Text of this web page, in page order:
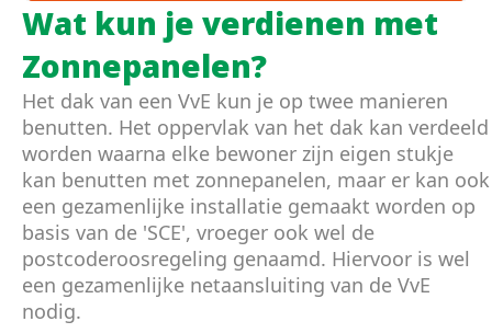
Wat kun je verdienen met
Zonnepanelen?
Het dak van een VvE kun je op twee manieren
benutten. Het oppervlak van het dak kan verdeeld
worden waarna elke bewoner zijn eigen stukje
kan benutten met zonnepanelen, maar er kan ook
een gezamenlijke installatie gemaakt worden op
basis van de 'SCE', vroeger ook wel de
postcoderoosregeling genaamd. Hiervoor is wel
een gezamenlijke netaansluiting van de VvE
nodig.